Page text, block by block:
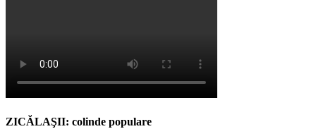
ZICĂLAŞII: colinde populare